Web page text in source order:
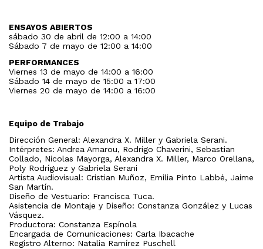
ENSAYOS ABIERTOS
sábado 30 de abril de 12:00 a 14:00
Sábado 7 de mayo de 12:00 a 14:00
PERFORMANCES
Viernes 13 de mayo de 14:00 a 16:00
Sábado 14 de mayo de 15:00 a 17:00
Viernes 20 de mayo de 14:00 a 16:00
Equipo de Trabajo
Dirección General: Alexandra X. Miller y Gabriela Serani.
Intérpretes: Andrea Amarou, Rodrigo Chaverini, Sebastian
Collado, Nicolas Mayorga, Alexandra X. Miller, Marco Orellana,
Poly Rodríguez y Gabriela Serani
Artista Audiovisual: Cristian Muñoz, Emilia Pinto Labbé, Jaime
San Martín.
Diseño de Vestuario: Francisca Tuca.
Asistencia de Montaje y Diseño: Constanza González y Lucas
Vásquez.
Productora: Constanza Espínola
Encargada de Comunicaciones: Carla Ibacache
Registro Alterno: Natalia Ramírez Puschell